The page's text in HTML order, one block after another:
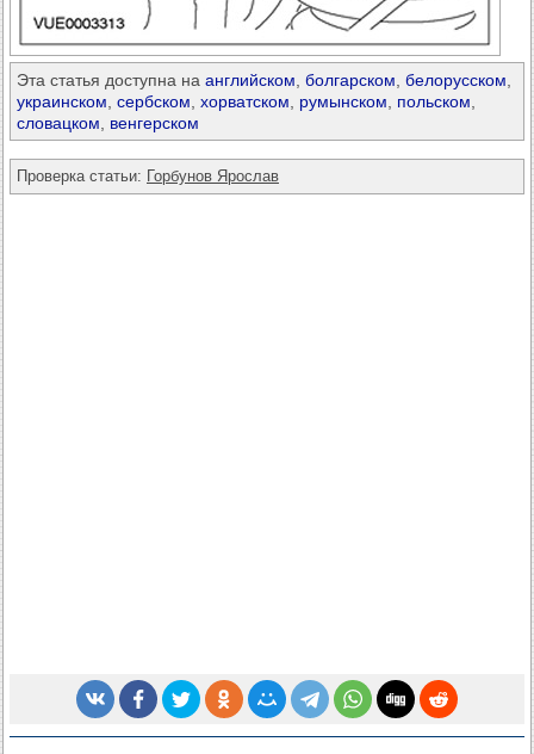
Эта статья доступна на английском болгарском белорусском
украинском сербском хорватском румынском польском
словацком
венгерском
Проверка статьи: Горбунов Ярослав